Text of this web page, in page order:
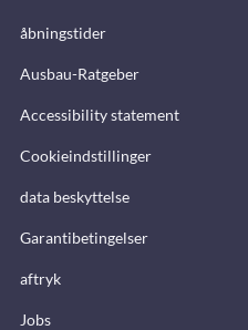
åbningstider
Ausbau-Ratgeber
Accessibility statement
Cookieindstillinger
data beskyttelse
Garantibetingelser
aftryk
Jobs